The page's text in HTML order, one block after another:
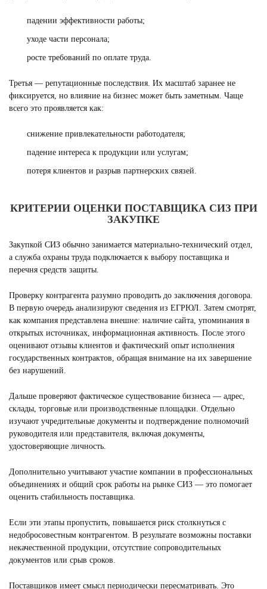
падении эффективности работы;
уходе части персонала;
росте требований по оплате труда.
Третья — репутационные последствия. Их масштаб заранее не
фиксируется, но влияние на бизнес может быть заметным. Чаще
всего это проявляется как:
снижение привлекательности работодателя;
падение интереса к продукции или услугам;
потеря клиентов и разрыв партнерских связей.
КРИТЕРИИ ОЦЕНКИ ПОСТАВЩИКА СИЗ ПРИ
ЗАКУПКЕ
Закупкой СИЗ обычно занимается материально-технический отдел,
а служба охраны труда подключается к выбору поставщика и
перечня средств защиты.
Проверку контрагента разумно проводить до заключения договора.
В первую очередь анализируют сведения из ЕГРЮЛ. Затем смотрят,
как компания представлена внешне: наличие сайта, упоминания в
открытых источниках, информационная активность. После этого
оценивают отзывы клиентов и фактический опыт исполнения
государственных контрактов, обращая внимание на их завершение
без нарушений.
Дальше проверяют фактическое существование бизнеса — адрес,
склады, торговые или производственные площадки. Отдельно
изучают учредительные документы и подтверждение полномочий
руководителя или представителя, включая документы,
удостоверяющие личность.
Дополнительно учитывают участие компании в профессиональных
объединениях и общий срок работы на рынке СИЗ — это помогает
оценить стабильность поставщика.
Если эти этапы пропустить, повышается риск столкнуться с
недобросовестным контрагентом. В результате возможны поставки
некачественной продукции, отсутствие сопроводительных
документов или срыв сроков.
Поставщиков имеет смысл периодически пересматривать. Это